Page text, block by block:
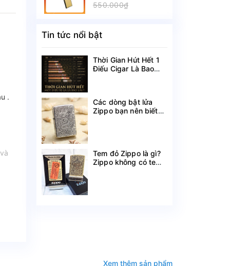
.
550.000₫
Tin tức nổi bật
Thời Gian Hút Hết 1
Điếu Cigar Là Bao
Các dòng bật lửa
Zippo bạn nên biết
Tem đỏ Zippo là gì?
Zippo không có tem
Xem thêm sản phẩm